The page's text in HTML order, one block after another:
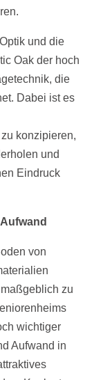
und die
Oak der hoch
die
Dabei ist es
konzipieren,
und
Eindruck
von
zu
wichtiger
Aufwand in